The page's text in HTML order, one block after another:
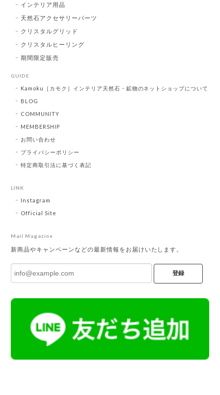
インテリア用品
天然石アクセサリーパーツ
クリスタルグリッド
クリスタルヒーリング
期間限定販売
GUIDE
Kamoku［カモク］インテリア天然石・鉱物のネットショップについて
BLOG
COMMUNITY
MEMBERSHIP
お問い合わせ
プライバシーポリシー
特定商取引法に基づく表記
LINK
Instagram
Official Site
Mail Magazine
新商品やキャンペーンなどの最新情報をお届けいたします。
登録